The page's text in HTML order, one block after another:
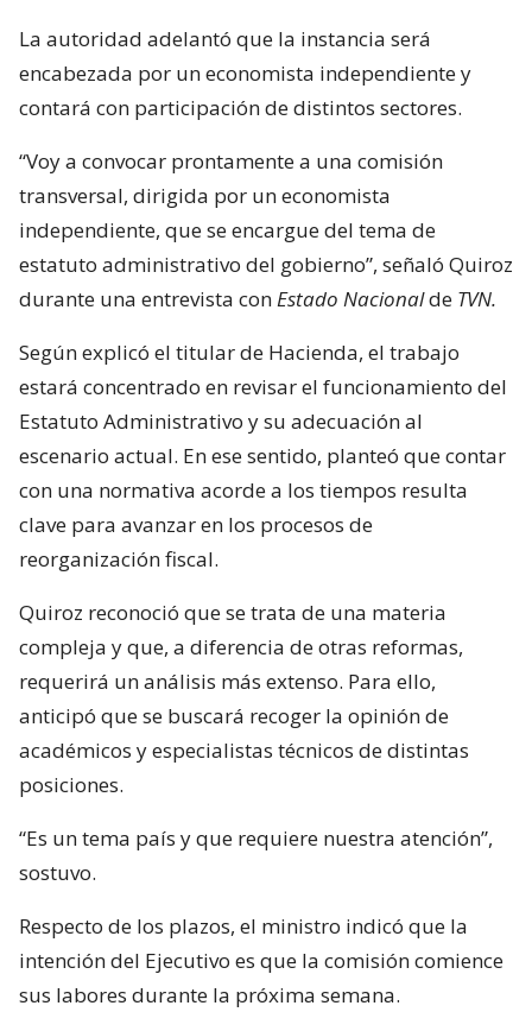
La autoridad adelantó que la instancia será
encabezada por un economista independiente y
contará con participación de distintos sectores.
“Voy a convocar prontamente a una comisión
transversal, dirigida por un economista
independiente, que se encargue del tema de
estatuto administrativo del gobierno”, señaló Quiroz
durante una entrevista con Estado Nacionalde TVN.
Según explicó el titular de Hacienda, el trabajo
estará concentrado en revisar el funcionamiento del
Estatuto Administrativo y su adecuación al
escenario actual. En ese sentido, planteó que contar
con una normativa acorde a los tiempos resulta
clave para avanzar en los procesos de
reorganización fiscal.
Quiroz reconoció que se trata de una materia
compleja y que, a diferencia de otras reformas,
requerirá un análisis más extenso. Para ello,
anticipó que se buscará recoger la opinión de
académicos y especialistas técnicos de distintas
posiciones.
“Es un tema país y que requiere nuestra atención”,
sostuvo.
Respecto de los plazos, el ministro indicó que la
intención del Ejecutivo es que la comisión comience
sus labores durante la próxima semana.